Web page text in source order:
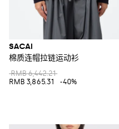
SACAI
棉质连帽拉链运动衫
RMB 6,442.21
RMB 3,865.31
-40%